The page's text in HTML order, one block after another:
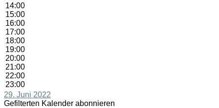
14:00
15:00
16:00
17:00
18:00
19:00
20:00
21:00
22:00
23:00
29. Juni 2022
Gefilterten Kalender abonnieren